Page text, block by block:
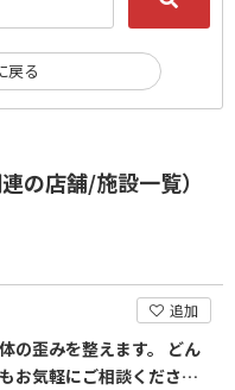
の店舗/施設一覧）
追加
の歪みを整えます。 どん
お気軽にご相談くださ
戻る